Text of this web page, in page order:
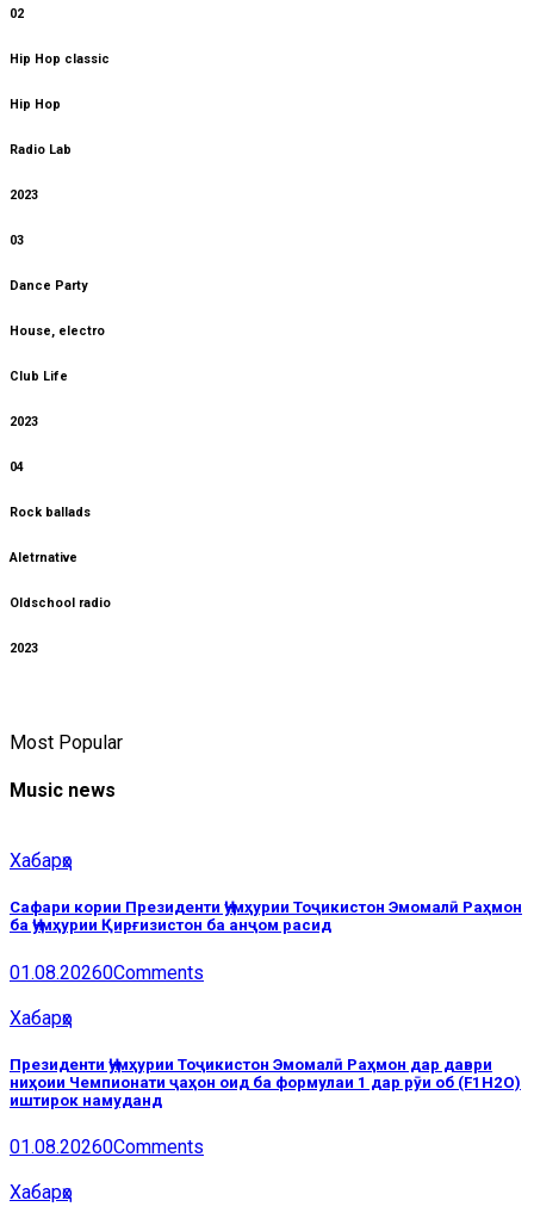
02
Hip Hop classic
Hip Hop
Radio Lab
2023
03
Dance Party
House, electro
Club Life
2023
04
Rock ballads
Aletrnative
Oldschool radio
2023
Most Popular
Music news
Хабарҳо
Сафари кории Президенти Ҷумҳурии Тоҷикистон Эмомалӣ Раҳмон
ба Ҷумҳурии Қирғизистон ба анҷом расид
01.08.20260Comments
Хабарҳо
Президенти Ҷумҳурии Тоҷикистон Эмомалӣ Раҳмон дар даври
ниҳоии Чемпионати ҷаҳон оид ба формулаи 1 дар рӯи об (F1H2O)
иштирок намуданд
01.08.20260Comments
Хабарҳо